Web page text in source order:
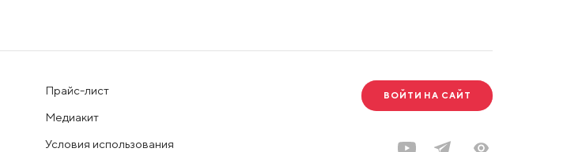
Прайс-лист
Медиакит
Условия использования
ВОЙТИ НА САЙТ